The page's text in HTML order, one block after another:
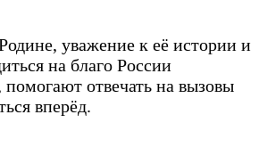
уважение к её истории и
на благо России
отвечать на вызовы
вперёд.